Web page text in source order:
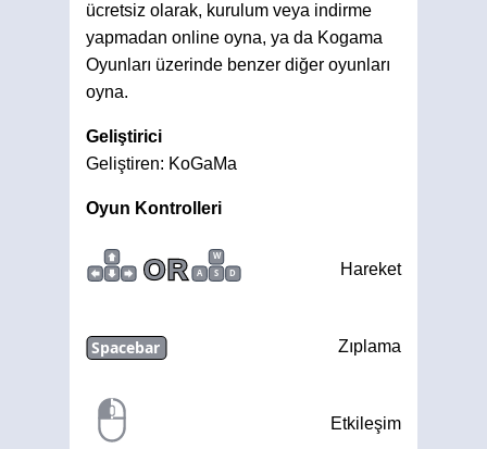
ücretsiz olarak, kurulum veya indirme
yapmadan online oyna, ya da Kogama
Oyunları üzerinde benzer diğer oyunları
oyna.
Geliştirici
Geliştiren: KoGaMa
Oyun Kontrolleri
OR
W
A
S D Hareket
Spacebar Zıplama
Etkileşim